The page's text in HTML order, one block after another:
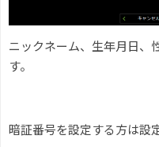
ニックネーム、生年月日、
す。
暗証番号を設定する方は設